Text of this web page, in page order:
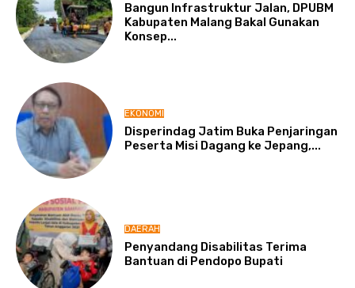
Bangun Infrastruktur Jalan, DPUBM
Kabupaten Malang Bakal Gunakan
Konsep...
EKONOMI
Disperindag Jatim Buka Penjaringan
Peserta Misi Dagang ke Jepang,...
DAERAH
Penyandang Disabilitas Terima
Bantuan di Pendopo Bupati